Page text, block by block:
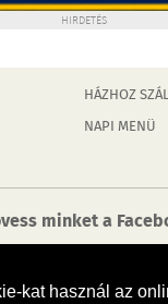
kat használ az
HIRDETÉS
HÁZHOZ
NAPI MENÜ
minket a